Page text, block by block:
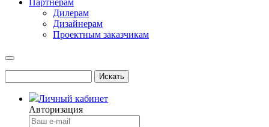
Партнерам
Дилерам
Дизайнерам
Проектным заказчикам
Личный кабинет
Авторизация